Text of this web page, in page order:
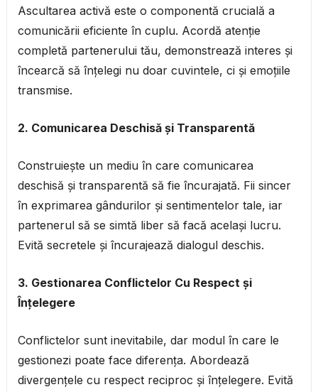
Ascultarea activă este o componentă crucială a
comunicării eficiente în cuplu. Acordă atenție
completă partenerului tău, demonstrează interes și
încearcă să înțelegi nu doar cuvintele, ci și emoțiile
transmise.
2. Comunicarea Deschisă și Transparentă
Construiește un mediu în care comunicarea
deschisă și transparentă să fie încurajată. Fii sincer
în exprimarea gândurilor și sentimentelor tale, iar
partenerul să se simtă liber să facă același lucru.
Evită secretele și încurajează dialogul deschis.
3. Gestionarea Conflictelor Cu Respect și
Înțelegere
Conflictelor sunt inevitabile, dar modul în care le
gestionezi poate face diferența. Abordează
divergențele cu respect reciproc și înțelegere. Evită